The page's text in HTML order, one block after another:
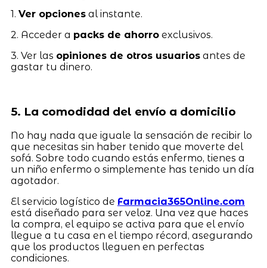
1. Ver opcionesal instante.
2. Acceder a packs de ahorroexclusivos.
3. Ver las opiniones de otros usuariosantes de
gastar tu dinero.
5. La comodidad del envío a domicilio
No hay nada que iguale la sensación de recibir lo
que necesitas sin haber tenido que moverte del
sofá. Sobre todo cuando estás enfermo, tienes a
un niño enfermo o simplemente has tenido un día
agotador.
El servicio logístico de Farmacia365Online.com
está diseñado para ser veloz. Una vez que haces
la compra, el equipo se activa para que el envío
llegue a tu casa en el tiempo récord, asegurando
que los productos lleguen en perfectas
condiciones.